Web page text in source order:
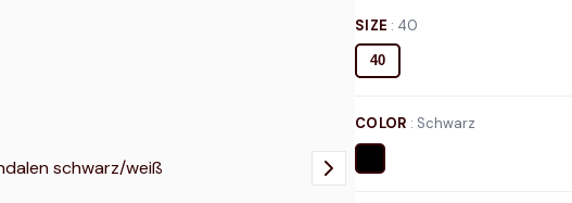
SIZE : 40
40
COLOR : Schwarz